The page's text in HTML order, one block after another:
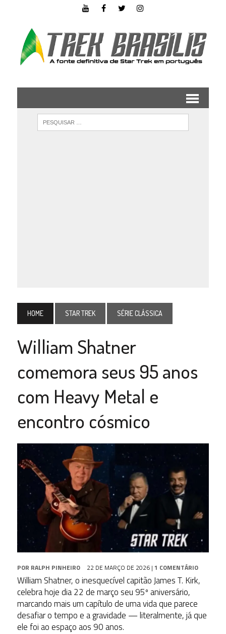
HOME STAR TREK SÉRIE CLÁSSICA
William Shatner
comemora seus 95 anos
com Heavy Metal e
encontro cósmico
POR RALPH PINHEIRO 22 DE MARÇO DE 2026| 1 COMENTÁRIO
William Shatner, o inesquecível capitão James T. Kirk,
celebra hoje dia 22 de março seu 95º aniversário,
marcando mais um capítulo de uma vida que parece
desafiar o tempo e a gravidade — literalmente, já que
ele foi ao espaço aos 90 anos.